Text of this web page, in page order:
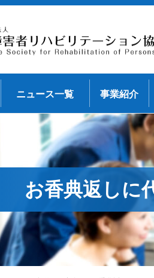
ニュース一覧 事業紹介
お香典返しに